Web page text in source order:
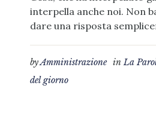
interpella anche noi. Non
dare una risposta
byAmministrazione inLa
del giorno